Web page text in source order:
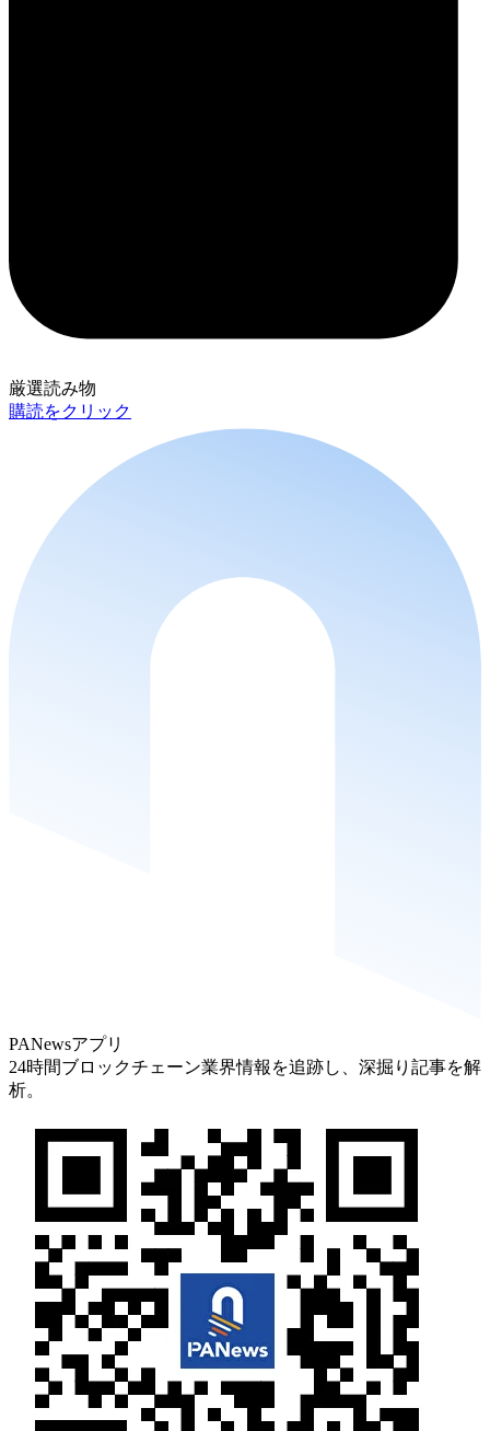
厳選読み物
購読をクリック
PANewsアプリ
24時間ブロックチェーン業界情報を追跡し、深掘り記事を解
析。